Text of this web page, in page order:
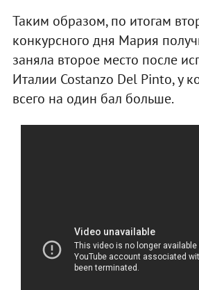
Таким образом, по итогам
конкурсного дня Мария
заняла второе место после
Италии Costanzo Del Pinto, у
всего на один бал больше.